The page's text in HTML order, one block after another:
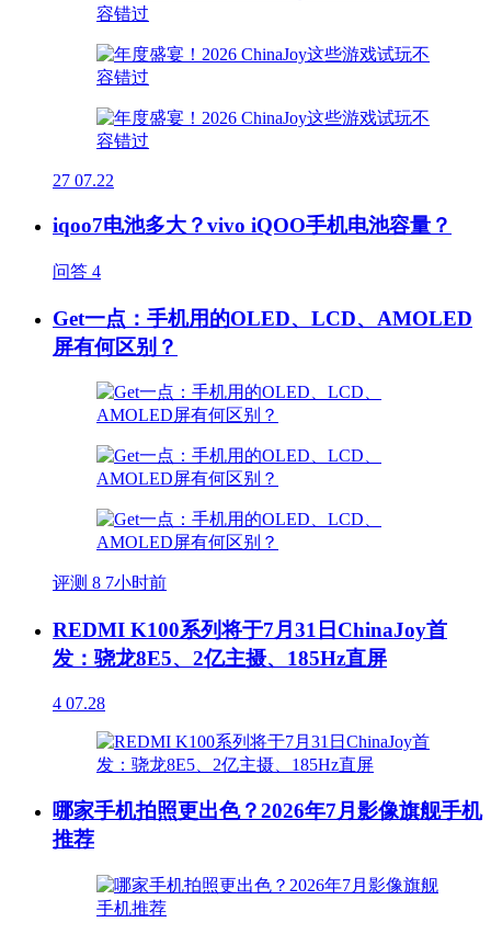
27 07.22
iqoo7电池多大？vivo iQOO手机电池容量？
问答 4
Get一点：手机用的OLED、LCD、AMOLED
屏有何区别？
评测 8 7小时前
REDMI K100系列将于7月31日ChinaJoy首
发：骁龙8E5、2亿主摄、185Hz直屏
4 07.28
哪家手机拍照更出色？2026年7月影像旗舰手机
推荐